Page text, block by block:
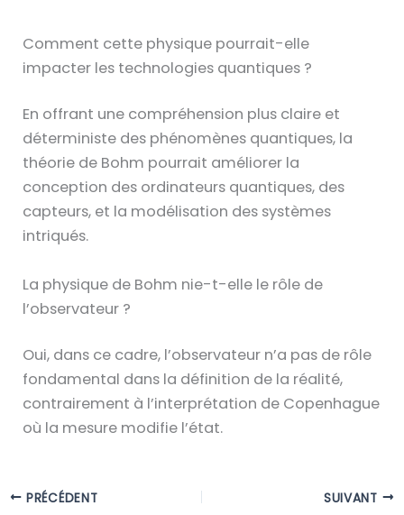
Comment cette physique pourrait-elle
impacter les technologies quantiques ?
En offrant une compréhension plus claire et
déterministe des phénomènes quantiques, la
théorie de Bohm pourrait améliorer la
conception des ordinateurs quantiques, des
capteurs, et la modélisation des systèmes
intriqués.
La physique de Bohm nie-t-elle le rôle de
l’observateur ?
Oui, dans ce cadre, l’observateur n’a pas de rôle
fondamental dans la définition de la réalité,
contrairement à l’interprétation de Copenhague
où la mesure modifie l’état.
PRÉCÉDENT SUIVANT